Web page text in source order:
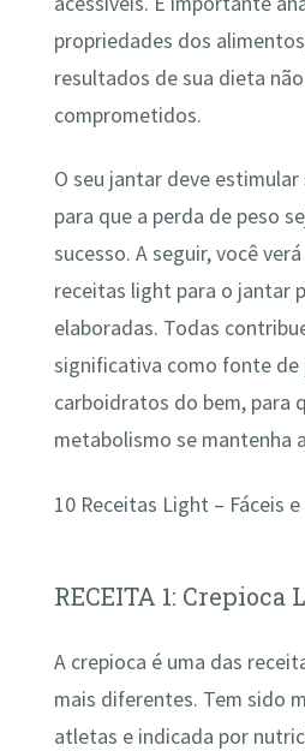
propriedades dos
resultados de sua dieta
comprometidos.
O seu jantar deve
para que a perda de peso
sucesso. A seguir, você
receitas light para o jantar
elaboradas. Todas
significativa como fonte de
carboidratos do bem, para
metabolismo se mantenha
10 Receitas Light – Fáceis
RECEITA 1: Crepioca
A crepioca é uma das
mais diferentes. Tem sido
atletas e indicada por